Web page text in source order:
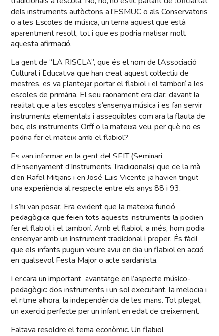
dels instruments autòctons a l’ESMUC o als Conservatoris
o a les Escoles de música, un tema aquest que està
aparentment resolt, tot i que es podria matisar molt
aquesta afirmació.
La gent de “LA RISCLA”, que és el nom de l’Associació
Cultural i Educativa que han creat aquest col·lectiu de
mestres, es va plantejar portar el flabiol i el tamborí a les
escoles de primària. El seu raonament era clar: davant la
realitat que a les escoles s’ensenya música i es fan servir
instruments elementals i assequibles com ara la flauta de
bec, els instruments Orff o la mateixa veu, per què no es
podria fer el mateix amb el flabiol?
Es van informar en la gent del SEIT (Seminari
d’Ensenyament d’Instruments Tradicionals) que de la mà
d’en Rafel Mitjans i en José Luis Vicente ja havien tingut
una experiència al respecte entre els anys 88 i 93.
I s’hi van posar. Era evident que la mateixa funció
pedagògica que feien tots aquests instruments la podien
fer el flabiol i el tamborí. Amb el flabiol, a més, hom podia
ensenyar amb un instrument tradicional i proper. És fàcil
que els infants puguin veure avui en dia un flabiol en acció
en qualsevol Festa Major o acte sardanista.
I encara un important avantatge en l’aspecte músico-
pedagògic: dos instruments i un sol executant, la melodia i
el ritme alhora, la independència de les mans. Tot plegat,
un exercici perfecte per un infant en edat de creixement.
Faltava resoldre el tema econòmic. Un flabiol